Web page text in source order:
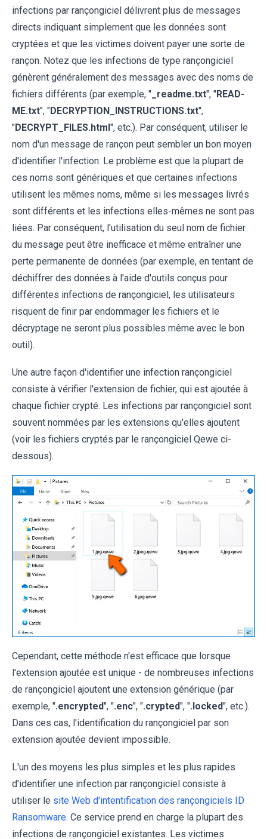
infections par rançongiciel délivrent plus de messages
directs indiquant simplement que les données sont
cryptées et que les victimes doivent payer une sorte de
rançon. Notez que les infections de type rançongiciel
génèrent généralement des messages avec des noms de
fichiers différents (par exemple, " _readme.txt", "READ-
ME.txt", "DECRYPTION_INSTRUCTIONS.txt",
"DECRYPT_FILES.html", etc.). Par conséquent, utiliser le
nom d'un message de rançon peut sembler un bon moyen
d'identifier l'infection. Le problème est que la plupart de
ces noms sont génériques et que certaines infections
utilisent les mêmes noms, même si les messages livrés
sont différents et les infections elles-mêmes ne sont pas
liées. Par conséquent, l'utilisation du seul nom de fichier
du message peut être inefficace et même entraîner une
perte permanente de données (par exemple, en tentant de
déchiffrer des données à l'aide d'outils conçus pour
différentes infections de rançongiciel, les utilisateurs
risquent de finir par endommager les fichiers et le
décryptage ne seront plus possibles même avec le bon
outil).
Une autre façon d'identifier une infection rançongiciel
consiste à vérifier l'extension de fichier, qui est ajoutée à
chaque fichier crypté. Les infections par rançongiciel sont
souvent nommées par les extensions qu'elles ajoutent
(voir les fichiers cryptés par le rançongiciel Qewe ci-
dessous).
Cependant, cette méthode n'est efficace que lorsque
l'extension ajoutée est unique - de nombreuses infections
de rançongiciel ajoutent une extension générique (par
exemple, ".encrypted", ".enc", ".crypted", ".locked", etc.).
Dans ces cas, l'identification du rançongiciel par son
extension ajoutée devient impossible.
L'un des moyens les plus simples et les plus rapides
d'identifier une infection par rançongiciel consiste à
utiliser le site Web d'intentification des rançongiciels ID
Ransomware. Ce service prend en charge la plupart des
infections de rançongiciel existantes. Les victimes